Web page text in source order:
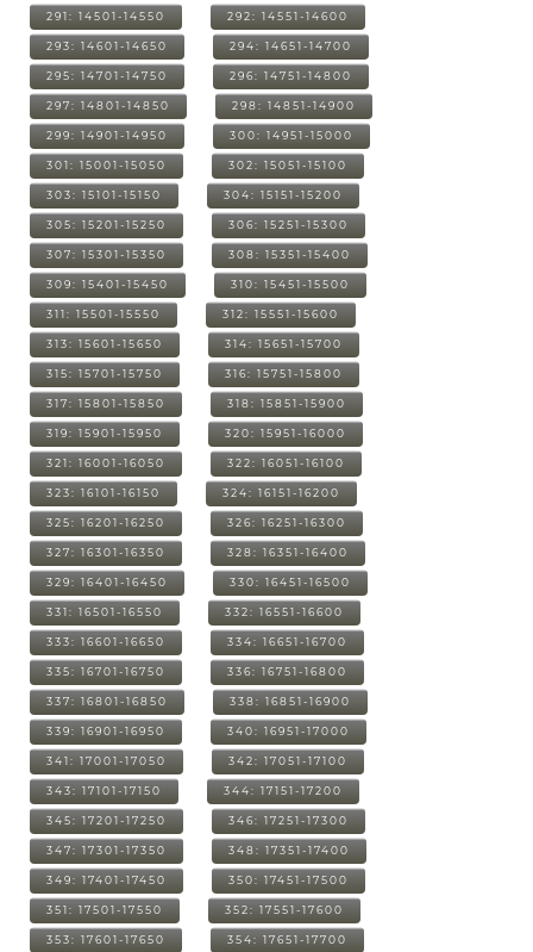
291: 14501-14550 292: 14551-14600
293: 14601-14650 294: 14651-14700
295: 14701-14750 296: 14751-14800
297: 14801-14850 298: 14851-14900
299: 14901-14950 300: 14951-15000
301: 15001-15050 302: 15051-15100
303: 15101-15150 304: 15151-15200
305: 15201-15250 306: 15251-15300
307: 15301-15350 308: 15351-15400
309: 15401-15450 310: 15451-15500
311: 15501-15550 312: 15551-15600
313: 15601-15650 314: 15651-15700
315: 15701-15750 316: 15751-15800
317: 15801-15850 318: 15851-15900
319: 15901-15950 320: 15951-16000
321: 16001-16050 322: 16051-16100
323: 16101-16150 324: 16151-16200
325: 16201-16250 326: 16251-16300
327: 16301-16350 328: 16351-16400
329: 16401-16450 330: 16451-16500
331: 16501-16550 332: 16551-16600
333: 16601-16650 334: 16651-16700
335: 16701-16750 336: 16751-16800
337: 16801-16850 338: 16851-16900
339: 16901-16950 340: 16951-17000
341: 17001-17050 342: 17051-17100
343: 17101-17150 344: 17151-17200
345: 17201-17250 346: 17251-17300
347: 17301-17350 348: 17351-17400
349: 17401-17450 350: 17451-17500
351: 17501-17550 352: 17551-17600
353: 17601-17650 354: 17651-17700